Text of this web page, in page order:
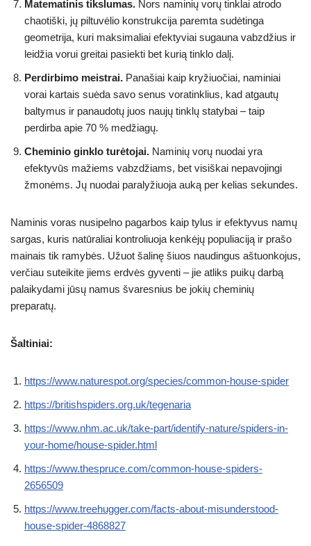
Matematinis tikslumas. Nors naminių vorų tinklai atrodo
chaotiški, jų piltuvėlio konstrukcija paremta sudėtinga
geometrija, kuri maksimaliai efektyviai sugauna vabzdžius ir
leidžia vorui greitai pasiekti bet kurią tinklo dalį.
Perdirbimo meistrai. Panašiai kaip kryžiuočiai, naminiai
vorai kartais suėda savo senus voratinklius, kad atgautų
baltymus ir panaudotų juos naujų tinklų statybai – taip
perdirba apie 70 % medžiagų.
Cheminio ginklo turėtojai. Naminių vorų nuodai yra
efektyvūs mažiems vabzdžiams, bet visiškai nepavojingi
žmonėms. Jų nuodai paralyžiuoja auką per kelias sekundes.
Naminis voras nusipelno pagarbos kaip tylus ir efektyvus namų
sargas, kuris natūraliai kontroliuoja kenkėjų populiaciją ir prašo
mainais tik ramybės. Užuot šalinę šiuos naudingus aštuonkojus,
verčiau suteikite jiems erdvės gyventi – jie atliks puikų darbą
palaikydami jūsų namus švaresnius be jokių cheminių
preparatų.
Šaltiniai:
https://www.naturespot.org/species/common-house-spider
https://britishspiders.org.uk/tegenaria
https://www.nhm.ac.uk/take-part/identify-nature/spiders-in-
your-home/house-spider.html
https://www.thespruce.com/common-house-spiders-
2656509
https://www.treehugger.com/facts-about-misunderstood-
house-spider-4868827